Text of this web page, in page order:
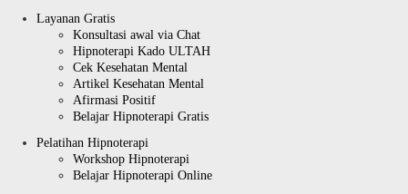
Layanan Gratis
Konsultasi awal via Chat
Hipnoterapi Kado ULTAH
Cek Kesehatan Mental
Artikel Kesehatan Mental
Afirmasi Positif
Belajar Hipnoterapi Gratis
Pelatihan Hipnoterapi
Workshop Hipnoterapi
Belajar Hipnoterapi Online